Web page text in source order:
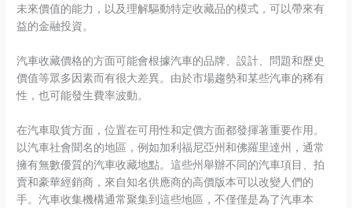
未來價值的能力，以及理解驅動特定收藏品的模式，可以帶來有
益的金融投資。
汽車收藏價格的方面可能會根據汽車的品牌、設計、問題和歷史
價值等眾多因素而有很大差異。由於市場趨勢和某些汽車的稀有
性，也可能發生費率波動。
在汽車取貨方面，位置在可用性和定價方面都發揮著重要作用。
以汽車社會聞名的地區，例如加利福尼亞州和佛羅里達州，通常
擁有無數優質的汽車收藏地點。這些州舉辦不同的汽車項目、拍
賣和豪華經銷商，來自知名供應商的高價版本可以改變人們的
手。汽車收集機構通常聚集到這些地區，不僅僅是為了汽車本